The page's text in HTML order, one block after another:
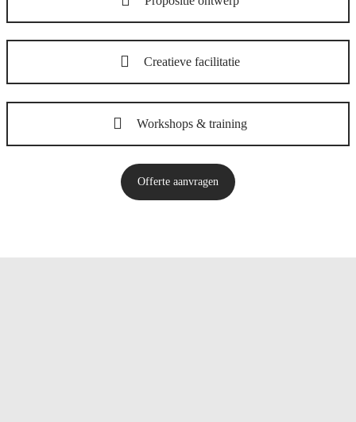
Creatieve facilitatie
Workshops & training
Offerte aanvragen